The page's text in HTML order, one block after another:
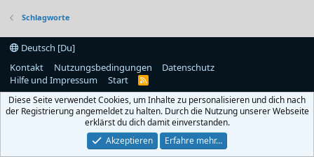
Schlagworte
Deutsch [Du]
Kontakt
Nutzungsbedingungen
Datenschutz
Hilfe und Impressum
Start
R
S
Diese Seite verwendet Cookies, um Inhalte zu personalisieren und dich nach
der Registrierung angemeldet zu halten. Durch die Nutzung unserer Webseite
erklärst du dich damit einverstanden.
Akzeptieren
Erfahre mehr…